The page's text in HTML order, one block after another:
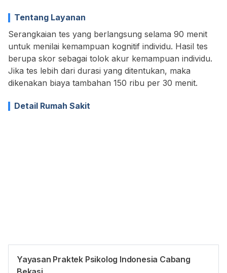
Tentang Layanan
Serangkaian tes yang berlangsung selama 90 menit
untuk menilai kemampuan kognitif individu. Hasil tes
berupa skor sebagai tolok akur kemampuan individu.
Jika tes lebih dari durasi yang ditentukan, maka
dikenakan biaya tambahan 150 ribu per 30 menit.
Detail Rumah Sakit
Yayasan Praktek Psikolog Indonesia Cabang
Opening Hours